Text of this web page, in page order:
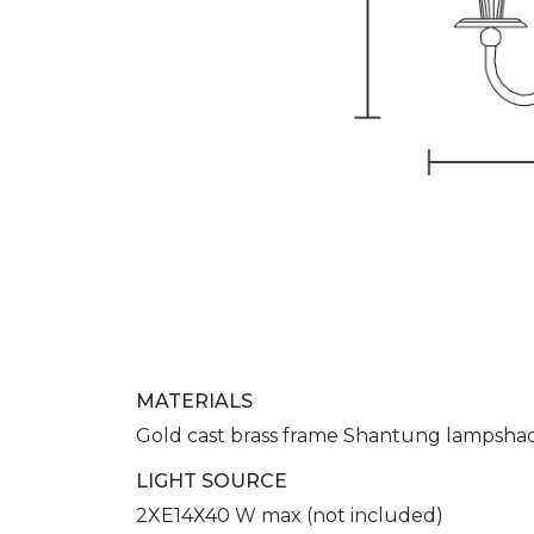
MATERIALS
Gold cast brass frame Shantung
LIGHT SOURCE
2XE14X40 W max (not included)